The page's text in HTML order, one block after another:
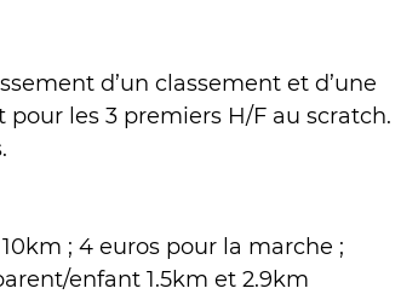
d’un classement et d’une
les 3 premiers H/F au scratch.
; 4 euros pour la marche ;
enfant 1.5km et 2.9km